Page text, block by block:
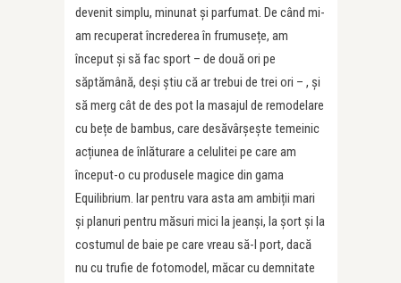
devenit simplu, minunat și parfumat. De când mi-
am recuperat încrederea în frumusețe, am
început și să fac sport – de două ori pe
săptămână, deși știu că ar trebui de trei ori – , și
să merg cât de des pot la masajul de remodelare
cu bețe de bambus, care desăvârșește temeinic
acțiunea de înlăturare a celulitei pe care am
început-o cu produsele magice din gama
Equilibrium. Iar pentru vara asta am ambiții mari
și planuri pentru măsuri mici la jeanși, la șort și la
costumul de baie pe care vreau să-l port, dacă
nu cu trufie de fotomodel, măcar cu demnitate